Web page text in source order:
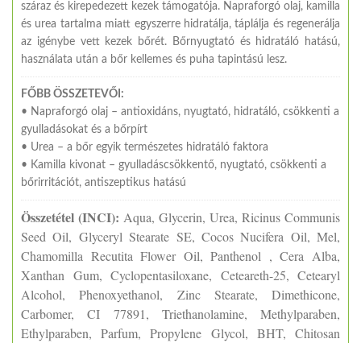
száraz és kirepedezett kezek támogatója. Napraforgó olaj, kamilla
és urea tartalma miatt egyszerre hidratálja, táplálja és regenerálja
az igénybe vett kezek bőrét. Bőrnyugtató és hidratáló hatású,
használata után a bőr kellemes és puha tapintású lesz.
FŐBB ÖSSZETEVŐI:
• Napraforgó olaj – antioxidáns, nyugtató, hidratáló, csökkenti a
gyulladásokat és a bőrpírt
• Urea – a bőr egyik természetes hidratáló faktora
• Kamilla kivonat – gyulladáscsökkentő, nyugtató, csökkenti a
bőrirritációt, antiszeptikus hatású
Összetétel (INCI): Aqua, Glycerin, Urea, Ricinus Communis
Seed Oil, Glyceryl Stearate SE, Cocos Nucifera Oil, Mel,
Chamomilla Recutita Flower Oil, Panthenol , Cera Alba,
Xanthan Gum, Cyclopentasiloxane, Ceteareth-25, Cetearyl
Alcohol, Phenoxyethanol, Zinc Stearate, Dimethicone,
Carbomer, CI 77891, Triethanolamine, Methylparaben,
Ethylparaben, Parfum, Propylene Glycol, BHT, Chitosan